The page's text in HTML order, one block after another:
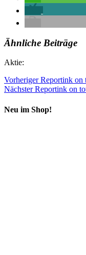
Ähnliche Beiträge
Aktie:
Vorheriger Reportink on
Nächster Reportink on
Neu im Shop!